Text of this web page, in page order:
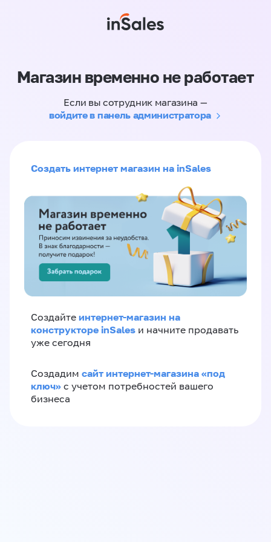
Магазин временно не работает
Если вы сотрудник магазина —
войдите в панель администратора
Создать интернет магазин на inSales
Создайте интернет-магазин на
конструкторе inSales и начните продавать
уже сегодня
Создадим сайт интернет-магазина «под
ключ» с учетом потребностей вашего
бизнеса